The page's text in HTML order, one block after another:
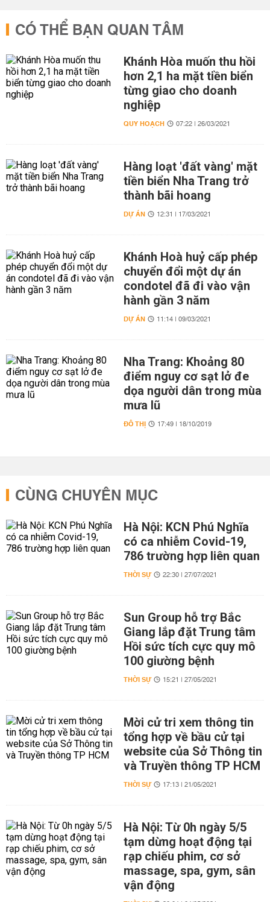
CÓ THỂ BẠN QUAN TÂM
Khánh Hòa muốn thu hồi
hơn 2,1 ha mặt tiền biển
từng giao cho doanh
nghiệp
QUY HOẠCH 07:22 | 26/03/2021
Hàng loạt 'đất vàng' mặt
tiền biển Nha Trang trở
thành bãi hoang
DỰ ÁN 12:31 | 17/03/2021
Khánh Hoà huỷ cấp phép
chuyển đổi một dự án
condotel đã đi vào vận
hành gần 3 năm
DỰ ÁN 11:14 | 09/03/2021
Nha Trang: Khoảng 80
điểm nguy cơ sạt lở đe
dọa người dân trong mùa
mưa lũ
ĐÔ THỊ 17:49 | 18/10/2019
CÙNG CHUYÊN MỤC
Hà Nội: KCN Phú Nghĩa
có ca nhiễm Covid-19,
786 trường hợp liên quan
THỜI SỰ 22:30 | 27/07/2021
Sun Group hỗ trợ Bắc
Giang lắp đặt Trung tâm
Hồi sức tích cực quy mô
100 giường bệnh
THỜI SỰ 15:21 | 27/05/2021
Mời cử tri xem thông tin
tổng hợp về bầu cử tại
website của Sở Thông tin
và Truyền thông TP HCM
THỜI SỰ 17:13 | 21/05/2021
Hà Nội: Từ 0h ngày 5/5
tạm dừng hoạt động tại
rạp chiếu phim, cơ sở
massage, spa, gym, sân
vận động